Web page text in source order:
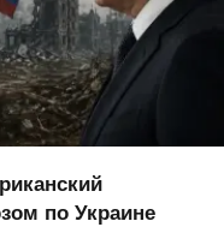
по Украине